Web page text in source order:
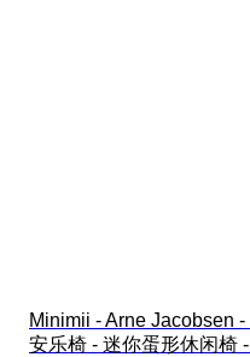
Minimii - Arne Jacobsen -
安乐椅 - 迷你蛋形休闲椅 -